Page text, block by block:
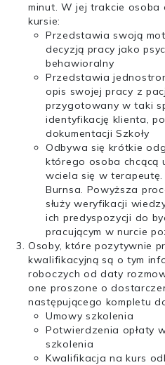
minut. W jej trakcie osoba
kursie:
Przedstawia swoją
decyzją pracy jako
behawioralny
Przedstawia
opis swojej pracy z
przygotowany w taki
identyfikację klienta,
dokumentacji Szkoły
Odbywa się krótkie
którego osoba chcącą
wciela się w
Burnsa. Powyższa
służy weryfikacji
ich predyspozycji do
pracującym w nurcie
Osoby, które pozytywnie
kwalifikacyjną są o tym
roboczych od daty
one proszone o
następującego kompletu
Umowy szkolenia
Potwierdzenia opłaty
szkolenia
Kwalifikacja na kurs